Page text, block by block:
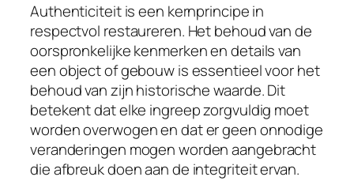
Authenticiteit is een kernprincipe in
respectvol restaureren. Het behoud van de
oorspronkelijke kenmerken en details van
een object of gebouw is essentieel voor het
behoud van zijn historische waarde. Dit
betekent dat elke ingreep zorgvuldig moet
worden overwogen en dat er geen onnodige
veranderingen mogen worden aangebracht
die afbreuk doen aan de integriteit ervan.